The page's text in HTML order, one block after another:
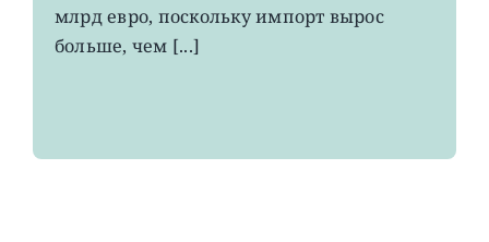
млрд евро, поскольку импорт вырос
больше, чем [...]